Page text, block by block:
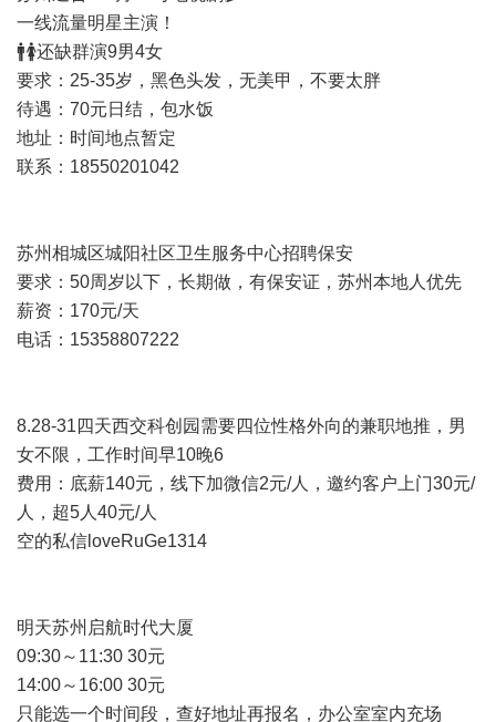
一线流量明星主演！
🚹🚺还缺群演9男4女
要求：25-35岁，黑色头发，无美甲，不要太胖
待遇：70元日结，包水饭
地址：时间地点暂定
联系：18550201042
苏州相城区城阳社区卫生服务中心招聘保安
要求：50周岁以下，长期做，有保安证，苏州本地人优先
薪资：170元/天
电话：15358807222
8.28-31四天西交科创园需要四位性格外向的兼职地推，男
女不限，工作时间早10晚6
费用：底薪140元，线下加微信2元/人，邀约客户上门30元/
人，超5人40元/人
空的私信loveRuGe1314
明天苏州启航时代大厦
09:30～11:30 30元
14:00～16:00 30元
只能选一个时间段，查好地址再报名，办公室室内充场